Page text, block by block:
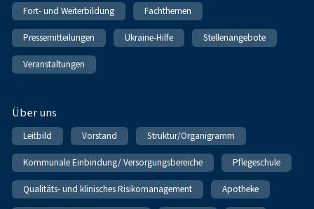
Fort- und Weiterbildung Fachthemen
Pressemitteilungen Ukraine-Hilfe Stellenangebote
Veranstaltungen
Über uns
Leitbild Vorstand Struktur/Organigramm
Kommunale Einbindung/ Versorgungsbereiche Pflegeschule
Qualitäts- und klinisches Risikomanagement Apotheke